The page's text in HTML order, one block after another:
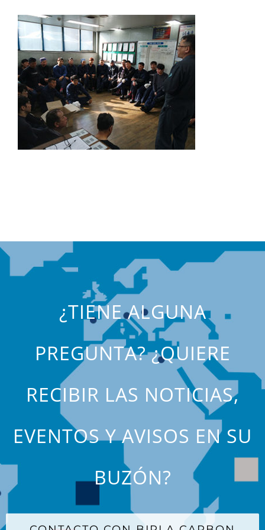
¿TIENE ALGUNA
PREGUNTA? ¿QUIERE
RECIBIR LAS NOTICIAS,
EVENTOS Y AVISOS EN SU
BUZÓN?